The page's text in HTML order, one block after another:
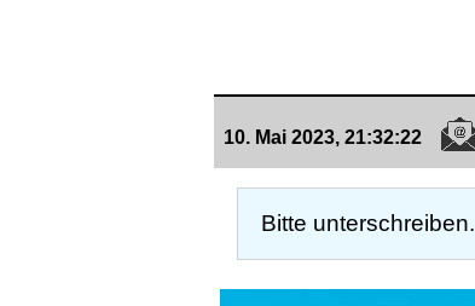
10. Mai 2023, 21:32:22
Bitte unterschreiben.